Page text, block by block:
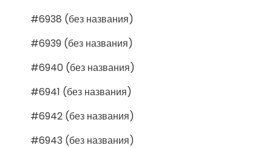
#6938 (без названия)
#6939 (без названия)
#6940 (без названия)
#6941 (без названия)
#6942 (без названия)
#6943 (без названия)